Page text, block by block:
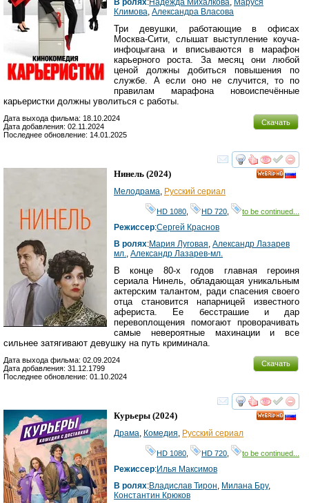
В ролях:Надежда Михалкова, Маруся
Климова, Александра Власова
Три девушки, работающие в офисах
Москва-Сити, слышат выступление коуча-
инфоцыгана и вписываются в марафон
карьерного роста. За месяц они любой
ценой должны добиться повышения по
службе. А если оно не случится, то по
правилам марафона новоиспечённые
карьеристки должны уволиться с работы.
Скачать
Дата выхода фильма: 18.10.2024
Дата добавления: 02.11.2024
Последнее обновление: 14.01.2025
смотреть
Нинель (2024)
Мелодрама, Русский сериал
HD 1080 HD 720 to be continued...
Режиссер:Сергей Краснов
В ролях:Мария Луговая, Александр Лазарев
мл., Александр Лазарев-мл.
В конце 80-х годов главная героиня
сериала Нинель, обладающая уникальным
актерским талантом, ради спасения своего
отца становится напарницей известного
афериста. Ее бесстрашие и дар
перевоплощения помогают проворачивать
самые невероятные махинации и все
сильнее затягивают девушку на путь криминала.
Скачать
Дата выхода фильма: 02.09.2024
Дата добавления: 31.12.1799
Последнее обновление: 01.10.2024
смотреть
Курьеры (2024)
Драма, Комедия, Русский сериал
HD 1080 HD 720 to be continued...
Режиссер:Илья Максимов
В ролях:Владислав Тирон, Милана Бру,
Константин Крюков